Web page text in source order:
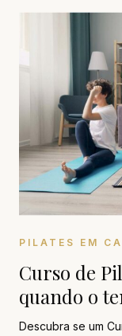
PILATES EM
Curso de
quando o
Descubra se um